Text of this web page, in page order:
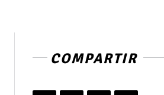
COMPARTIR